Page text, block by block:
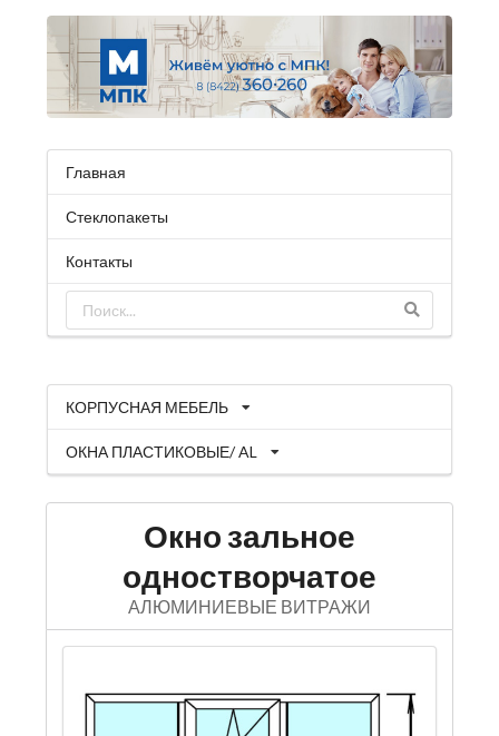
Главная
Стеклопакеты
Контакты
КОРПУСНАЯ МЕБЕЛЬ
ОКНА ПЛАСТИКОВЫЕ/ AL
Окно зальное
одностворчатое
АЛЮМИНИЕВЫЕ ВИТРАЖИ